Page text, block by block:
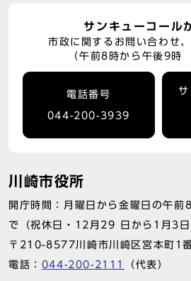
サンキューコール
市政に関するお問い合わせ
（午前8時から午後9時
電話番号
044-200-3939
川崎市役所
開庁時間：月曜日から金曜日の午
で（祝休日・12月29 日から1月3日
〒210-8577川崎市川崎区宮本町1
電話： 044-200-2111 （代表）